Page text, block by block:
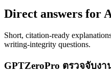
Direct answers for
Short, citation-ready
writing-integrity questions.
GPTZeroPro ตรวจจับงา